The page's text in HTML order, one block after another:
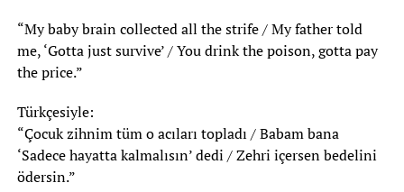
“My baby brain collected all the strife / My father told
me, ‘Gotta just survive’ / You drink the poison, gotta pay
the price.”
Türkçesiyle:
“Çocuk zihnim tüm o acıları topladı / Babam bana
‘Sadece hayatta kalmalısın’ dedi / Zehri içersen bedelini
ödersin.”